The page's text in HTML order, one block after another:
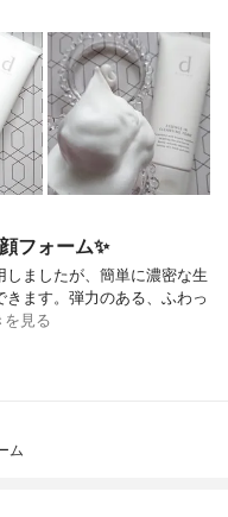
フォーム✨
ましたが、簡単に濃密な生
ます。弾力のある、ふわっ
を見る
ム